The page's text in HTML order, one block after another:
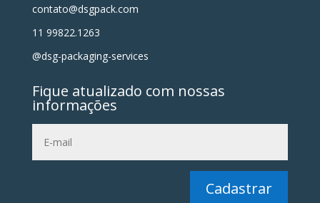
contato@dsgpack.com
11 99822.1263
@dsg-packaging-services
Fique atualizado com nossas
informações
Cadastrar